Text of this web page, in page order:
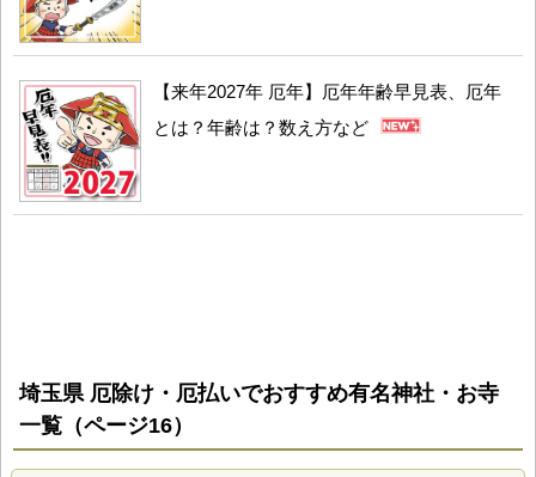
【来年2027年 厄年】厄年年齢早見表、厄年
とは？年齢は？数え方など
埼玉県 厄除け・厄払いでおすすめ有名神社・お寺
一覧（ページ16）